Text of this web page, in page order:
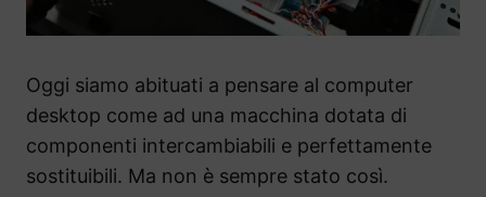
Oggi siamo abituati a pensare al computer
desktop come ad una macchina dotata di
componenti intercambiabili e perfettamente
sostituibili. Ma non è sempre stato così.